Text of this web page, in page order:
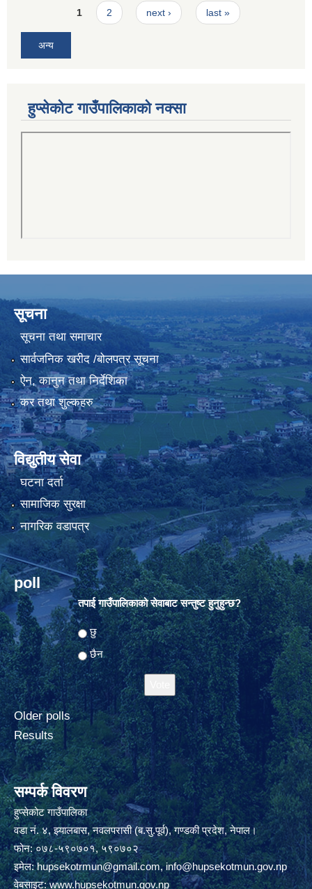
Pages1 2 next › last »
अन्य
हुप्सेकोट गाउँपालिकाको नक्सा
सूचना
सूचना तथा समाचार
सार्वजनिक खरीद /बोलपत्र सूचना
ऐन, कानुन तथा निर्देशिका
कर तथा शुल्कहरु
विद्युतीय सेवा
घटना दर्ता
सामाजिक सुरक्षा
नागरिक वडापत्र
poll
तपाई गाउँपालिकाको सेवाबाट सन्तुष्ट हुनुहुन्छ?
Choices
छु
छैन
Older polls
Results
सम्पर्क विवरण
हुप्सेकोट गाउँपालिका
वडा नं. ४, झ्यालबास, नवलपरासी (ब.सु.पूर्व), गण्डकी प्रदेश, नेपाल।
फोन: ०७८-५९०७०१, ५९०७०२
इमेल:hupsekotrmun@gmail.com,info@hupsekotmun.gov.np
वेबसाइट:www.hupsekotmun.gov.np